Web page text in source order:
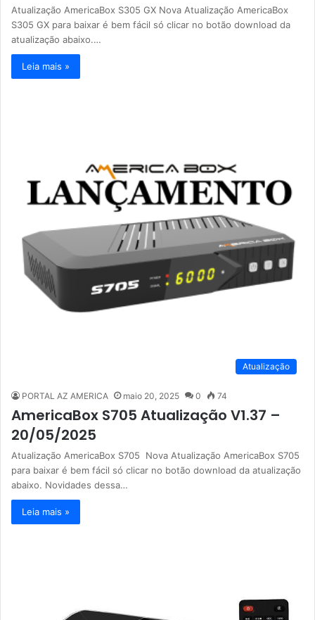
Atualização AmericaBox S305 GX Nova Atualização AmericaBox
S305 GX para baixar é bem fácil só clicar no botão download da
atualização abaixo.…
Leia mais »
Atualização
PORTAL AZ AMERICA maio 20, 2025 0 74
AmericaBox S705 Atualização V1.37 –
20/05/2025
Atualização AmericaBox S705 Nova Atualização AmericaBox S705
para baixar é bem fácil só clicar no botão download da atualização
abaixo. Novidades dessa…
Leia mais »